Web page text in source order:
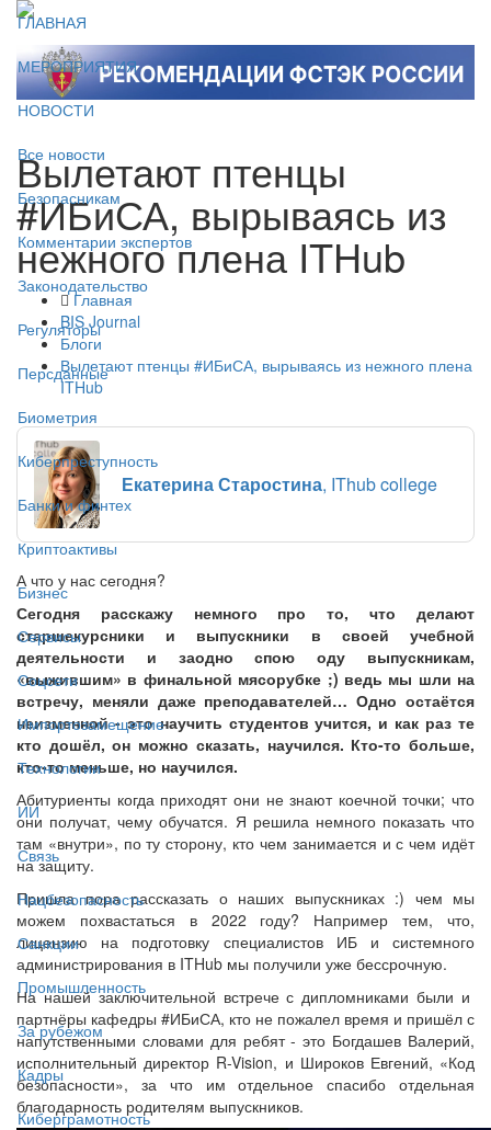
ГЛАВНАЯ
МЕРОПРИЯТИЯ
НОВОСТИ
Все новости
Безопасникам
Комментарии экспертов
Законодательство
Регуляторы
Персданные
Биометрия
Киберпреступность
Банки и финтех
Криптоактивы
Бизнес
Сервисы
Соцсети
Импортозамещение
Технологии
ИИ
Связь
Нацбезопасность
Санкции
Промышленность
За рубежом
Кадры
Киберграмотность
Вылетают птенцы
#ИБиСА, вырываясь из
нежного плена ITHub
Главная
BIS Journal
Блоги
Вылетают птенцы #ИБиСА, вырываясь из нежного плена
ITHub
Екатерина Старостина, IThub college
А что у нас сегодня?
Сегодня расскажу немного про то, что делают
старшекурсники и выпускники в своей учебной
деятельности и заодно спою оду выпускникам,
«выжившим» в финальной мясорубке ;) ведь мы шли на
встречу, меняли даже преподавателей… Одно остаётся
неизменной - это научить студентов учится, и как раз те
кто дошёл, он можно сказать, научился. Кто-то больше,
кто-то меньше, но научился.
Абитуриенты когда приходят они не знают коечной точки; что
они получат, чему обучатся. Я решила немного показать что
там «внутри», по ту сторону, кто чем занимается и с чем идёт
на защиту.
Пришла пора рассказать о наших выпускниках :) чем мы
можем похвастаться в 2022 году? Например тем, что,
лицензию на подготовку специалистов ИБ и системного
администрирования в ITHub мы получили уже бессрочную.
На нашей заключительной встрече с дипломниками были и
партнёры кафедры #ИБиСА, кто не пожалел время и пришёл с
напутственными словами для ребят - это Богдашев Валерий,
исполнительный директор R-Vision, и Широков Евгений, «Код
безопасности», за что им отдельное спасибо отдельная
благодарность родителям выпускников.